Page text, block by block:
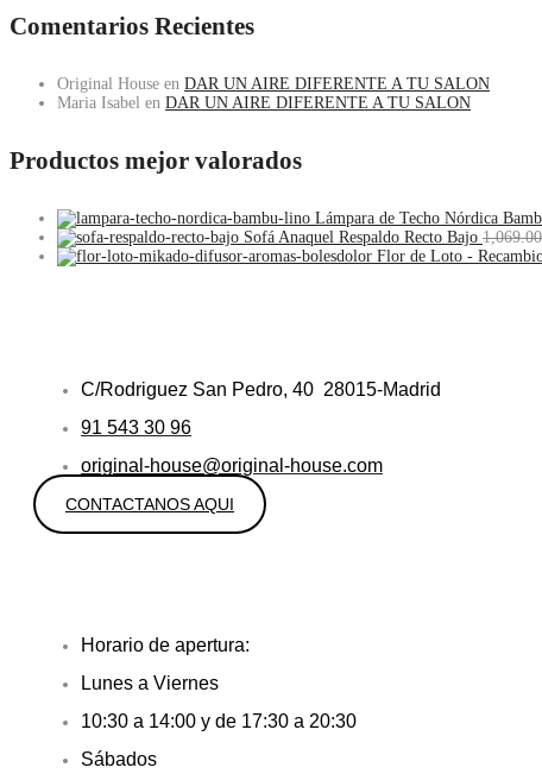
Comentarios Recientes
Original House en DAR UN AIRE DIFERENTE A TU SALON
Maria Isabel en DAR UN AIRE DIFERENTE A TU SALON
Productos mejor valorados
Lámpara de Techo Nórdica
Sofá Anaquel Respaldo Recto Bajo 1,069.00
Flor de Loto -
C/Rodriguez San Pedro, 40 28015-Madrid
91 543 30 96
original-house@original-house.com
CONTACTANOS AQUI
Horario de apertura:
Lunes a Viernes
10:30 a 14:00 y de 17:30 a 20:30
Sábados